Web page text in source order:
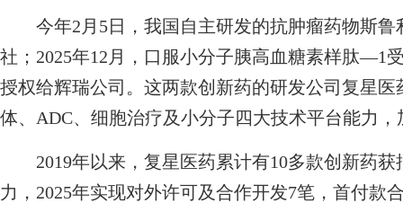
今年2月5日，我国自主研发的抗肿瘤药物斯鲁
社；2025年12月，口服小分子胰高血糖素样肽—1
授权给辉瑞公司。这两款创新药的研发公司复星
体、ADC、细胞治疗及小分子四大技术平台能力
2019年以来，复星医药累计有10多款创新药获
力，2025年实现对外许可及合作开发7笔，首付款